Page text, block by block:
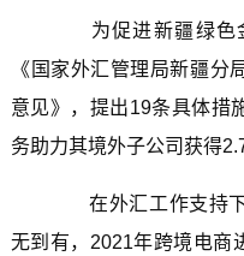
为促进新疆绿色
《国家外汇管理局新疆分
意见》，提出19条具体措
务助力其境外子公司获得
在外汇工作支持下
无到有，2021年跨境电商